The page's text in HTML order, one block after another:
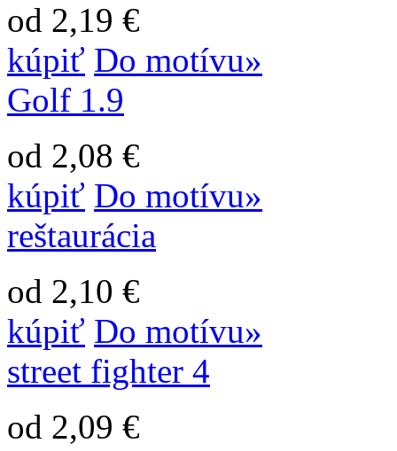
od 2,19 €
kúpiť Do motívu»
Golf 1.9
od 2,08 €
kúpiť Do motívu»
reštaurácia
od 2,10 €
kúpiť Do motívu»
street fighter 4
od 2,09 €